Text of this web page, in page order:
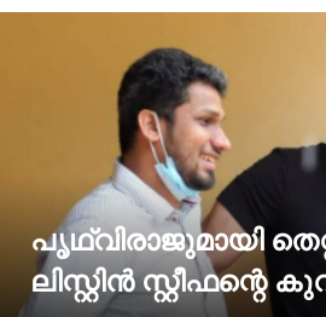
പൃഥ്വിരാജുമായി
ലിസ്റ്റിന്‍ സ്റ്റീഫന്റെ